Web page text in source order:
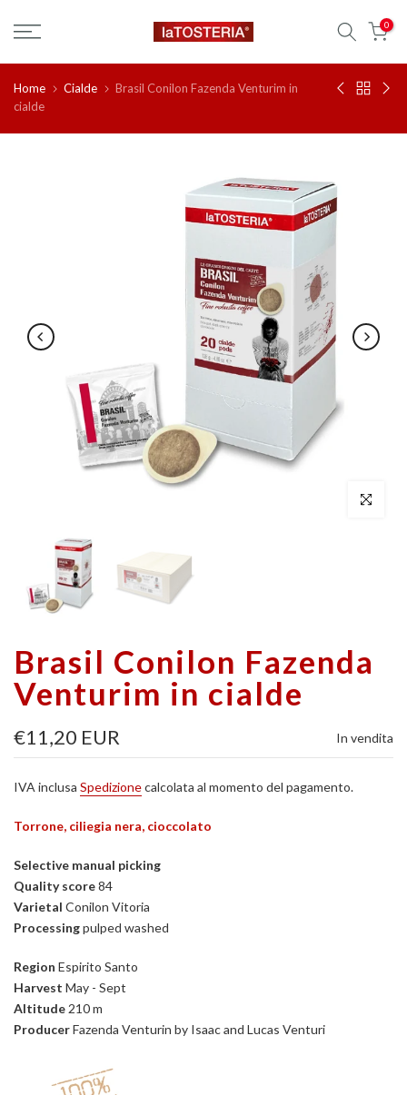
al
contenuto
0
Home Cialde
Brasil Conilon Fazenda Venturim in
cialde
Clicca per
Brasil Conilon Fazenda
Venturim in cialde
€11,20 EUR In vendita
IVA inclusa Spedizionecalcolata al momento del pagamento.
Torrone, ciliegia nera, cioccolato
Selective manual picking
Quality score84
Varietal Conilon Vitoria
Processingpulped washed
Region Espirito Santo
Harvest May - Sept
Altitude 210 m
ProducerFazenda Venturin by Isaac and Lucas Venturi